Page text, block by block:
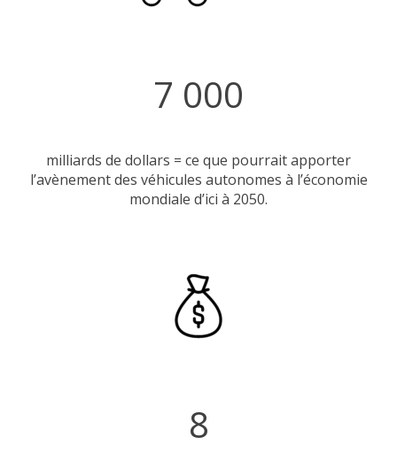
7 000
milliards de dollars = ce que pourrait apporter
l’avènement des véhicules autonomes à l’économie
mondiale d’ici à 2050.
8